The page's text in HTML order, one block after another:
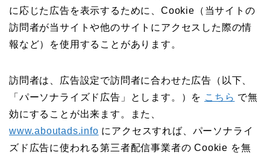
に応じた広告を表示するために、Cookie（当サイトの
訪問者が当サイトや他のサイトにアクセスした際の情
報など）を使用することがあります。
訪問者は、広告設定で訪問者に合わせた広告（以下、
「パーソナライズド広告」とします。）を こちら で無
効にすることが出来ます。また、
www.aboutads.info にアクセスすれば、パーソナライ
ズド広告に使われる第三者配信事業者の Cookie を無